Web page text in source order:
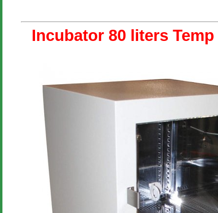
Incubator 80 liters Temp